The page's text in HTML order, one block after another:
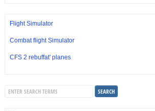
Flight Simulator
Combat flight Simulator
CFS 2 rebuffat' planes